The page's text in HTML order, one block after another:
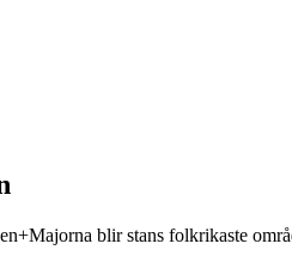
blir stans folkrikaste